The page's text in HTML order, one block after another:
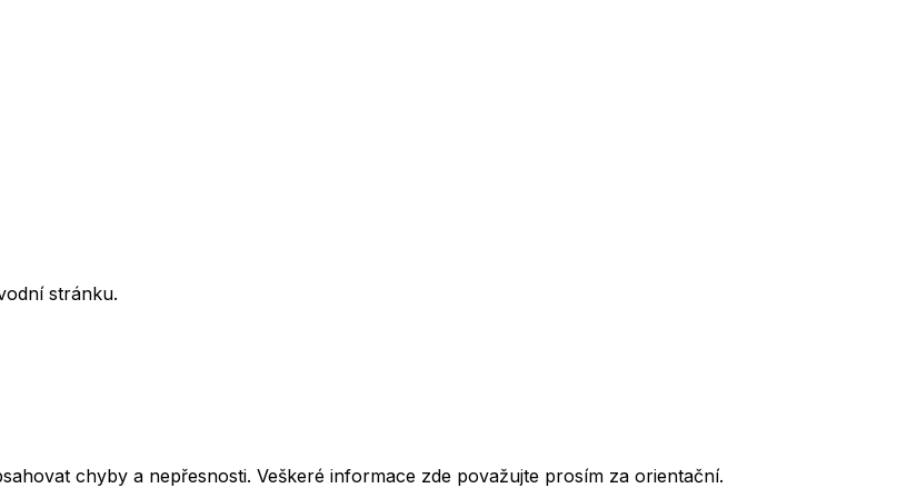
stránku.
chyby a nepřesnosti. Veškeré informace zde považujte prosím za orientační.